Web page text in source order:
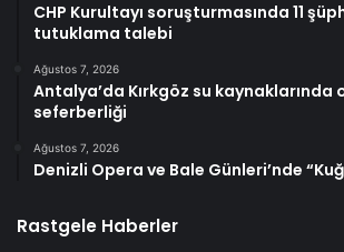
CHP Kurultayı soruşturmasında 11
tutuklama talebi
Ağustos 7, 2026
Antalya’da Kırkgöz su
seferberliği
Ağustos 7, 2026
Denizli Opera ve Bale Günleri’nde
Rastgele Haberler